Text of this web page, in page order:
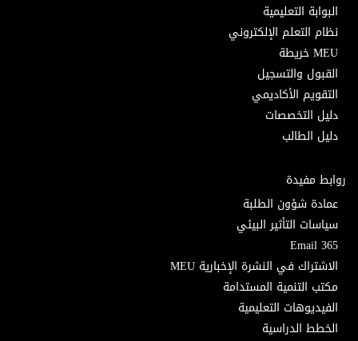
البوابة التعليمية
نظام التعلم الإلكتروني
MEU خريطة
القبول والتسجيل
التقويم الأكاديمي
دليل التخصصات
دليل الطالب
روابط مفيدة
عمادة شؤون الطلبة
سياسات التأثير البيئي
Email 365
الاشتراك في النشرة الإخبارية MEU
مكتب التنمية المستدامة
الفيديوهات التعليمية
الخطط الدراسية